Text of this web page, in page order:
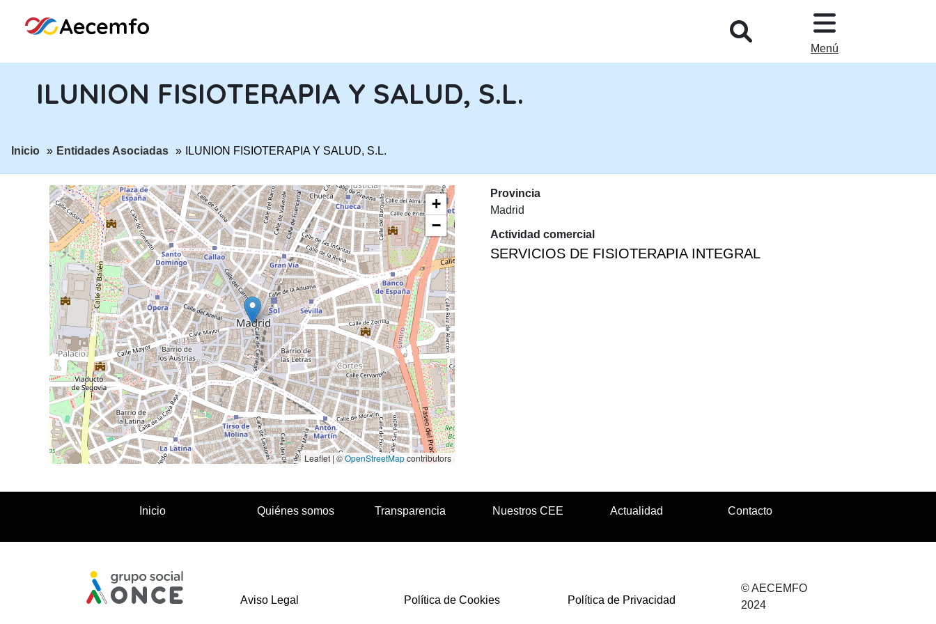
Menú
ILUNION FISIOTERAPIA Y SALUD, S.L.
ir a página:
Inicio ir a página:
Entidades Asociadas ILUNION FISIOTERAPIA Y SALUD, S.L.
+
−
Leaflet | ©OpenStreetMapcontributors
Provincia
Madrid
Actividad comercial
SERVICIOS DE FISIOTERAPIA INTEGRAL
Inicio Quiénes somos Transparencia Nuestros CEE Actualidad Contacto
Aviso Legal Política de Cookies Política de Privacidad
© AECEMFO
2024